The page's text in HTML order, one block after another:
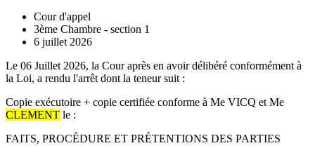
Cour d'appel
3ème Chambre - section 1
6 juillet 2026
Le 06 Juillet 2026, la Cour après en avoir délibéré conformément à
la Loi, a rendu l'arrêt dont la teneur suit :
Copie exécutoire + copie certifiée conforme à Me VICQ et Me
CLEMENT le :
FAITS, PROCÉDURE ET PRÉTENTIONS DES PARTIES